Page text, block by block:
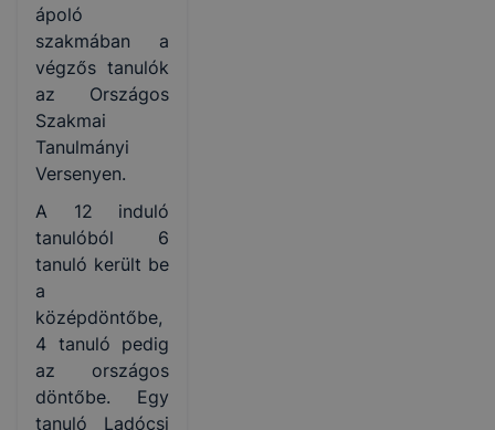
ápoló
szakmában a
végzős tanulók
az Országos
Szakmai
Tanulmányi
Versenyen.
A 12 induló
tanulóból 6
tanuló került be
a
középdöntőbe,
4 tanuló pedig
az országos
döntőbe. Egy
tanuló Ladócsi